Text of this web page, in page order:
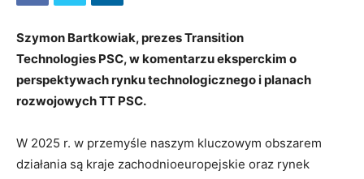
Szymon Bartkowiak, prezes Transition
Technologies PSC, w komentarzu eksperckim o
perspektywach rynku technologicznego i planach
rozwojowych TT PSC.
W 2025 r. w przemyśle naszym kluczowym obszarem
działania są kraje zachodnioeuropejskie oraz rynek